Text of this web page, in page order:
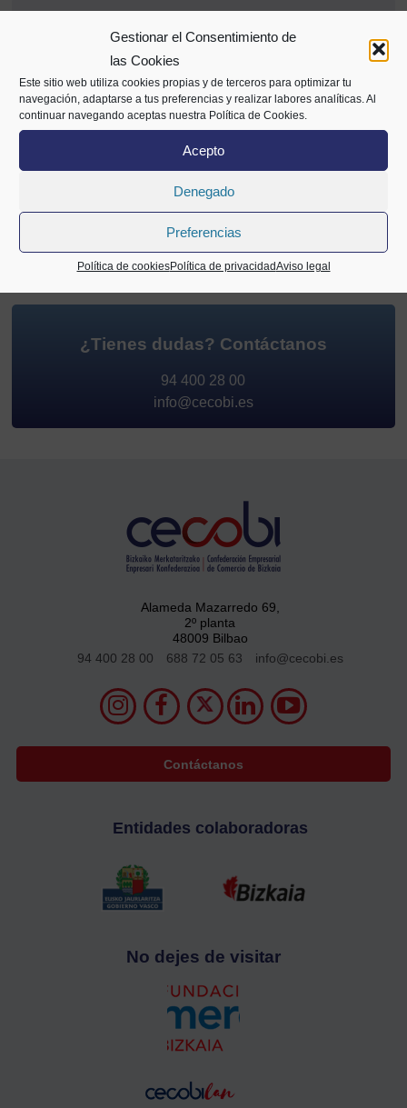
Gestionar el Consentimiento de
las Cookies
Este sitio web utiliza cookies propias y de terceros para optimizar tu
navegación, adaptarse a tus preferencias y realizar labores analíticas. Al
continuar navegando aceptas nuestra Política de Cookies.
Acepto
Denegado
Preferencias
Política de cookiesPolítica de privacidadAviso legal
PLAZOS
PRESENTACIÓN DE SOLICITUDES
¿Tienes dudas? Contáctanos
94 400 28 00
info@cecobi.es
Alameda Mazarredo 69,
2º planta
48009 Bilbao
94 400 28 00
688 72 05 63 info@cecobi.es
Contáctanos
Entidades colaboradoras
No dejes de visitar